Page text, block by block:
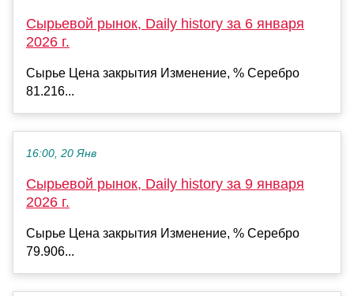
Сырьевой рынок, Daily history за 6 января
2026 г.
Сырье Цена закрытия Изменение, % Серебро
81.216...
16:00, 20 Янв
Сырьевой рынок, Daily history за 9 января
2026 г.
Сырье Цена закрытия Изменение, % Серебро
79.906...